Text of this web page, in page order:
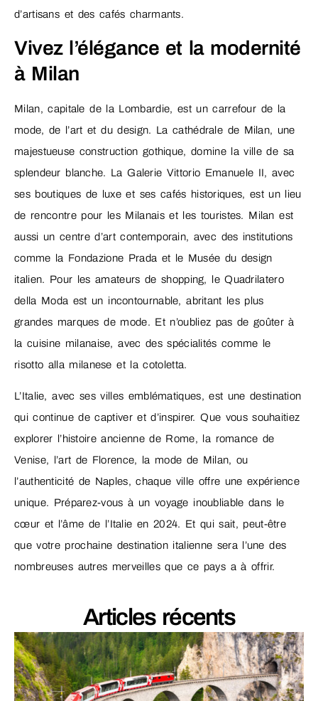
d’artisans et des cafés charmants.
Vivez l’élégance et la modernité
à Milan
Milan, capitale de la Lombardie, est un carrefour de la
mode, de l’art et du design. La cathédrale de Milan, une
majestueuse construction gothique, domine la ville de sa
splendeur blanche. La Galerie Vittorio Emanuele II, avec
ses boutiques de luxe et ses cafés historiques, est un lieu
de rencontre pour les Milanais et les touristes. Milan est
aussi un centre d’art contemporain, avec des institutions
comme la Fondazione Prada et le Musée du design
italien. Pour les amateurs de shopping, le Quadrilatero
della Moda est un incontournable, abritant les plus
grandes marques de mode. Et n’oubliez pas de goûter à
la cuisine milanaise, avec des spécialités comme le
risotto alla milanese et la cotoletta.
L’Italie, avec ses villes emblématiques, est une destination
qui continue de captiver et d’inspirer. Que vous souhaitiez
explorer l’histoire ancienne de Rome, la romance de
Venise, l’art de Florence, la mode de Milan, ou
l’authenticité de Naples, chaque ville offre une expérience
unique. Préparez-vous à un voyage inoubliable dans le
cœur et l’âme de l’Italie en 2024. Et qui sait, peut-être
que votre prochaine destination italienne sera l’une des
nombreuses autres merveilles que ce pays a à offrir.
Articles récents